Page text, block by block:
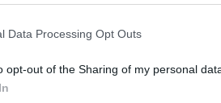
Data Processing Opt Outs
opt-out of the Sharing of my personal